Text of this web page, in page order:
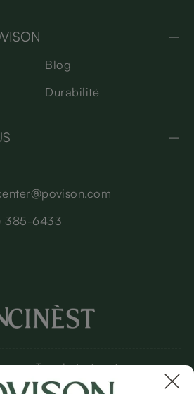
Blog
Durabilité
385-6433
Tous droits réservés.
à jour avril 2022) | Biscuits | Politique